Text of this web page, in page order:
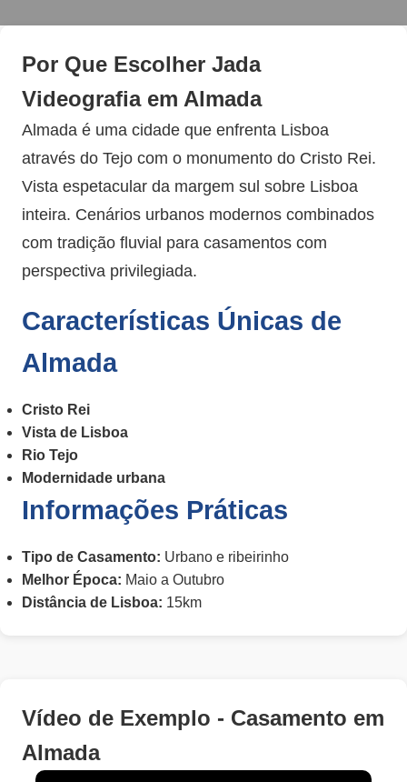
Por Que Escolher Jada
Videografia em Almada
Almada é uma cidade que enfrenta Lisboa
através do Tejo com o monumento do Cristo Rei.
Vista espetacular da margem sul sobre Lisboa
inteira. Cenários urbanos modernos combinados
com tradição fluvial para casamentos com
perspectiva privilegiada.
Características Únicas de
Almada
Cristo Rei
Vista de Lisboa
Rio Tejo
Modernidade urbana
Informações Práticas
Tipo de Casamento: Urbano e ribeirinho
Melhor Época: Maio a Outubro
Distância de Lisboa: 15km
Vídeo de Exemplo - Casamento em
Almada